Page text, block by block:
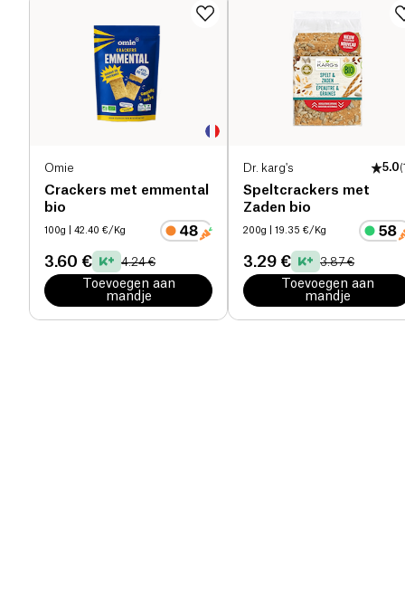
Omie
Crackers met emmental
bio
100g | 42.40 €/Kg
3.60 € 4.24 €
Toevoegen aan
mandje
Dr. karg's 5.0(
Speltcrackers met
Zaden bio
200g | 19.35 €/Kg
3.29 € 3.87 €
Toevoegen aan
mandje